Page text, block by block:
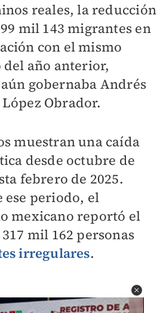
reales, la reducción
mil 143 migrantes en
con el mismo
año anterior,
gobernaba Andrés
Obrador.
muestran una caída
desde octubre de
febrero de 2025.
ese periodo, el
mexicano reportó el
mil 162 personas
irregulares.